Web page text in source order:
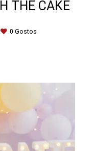
THE CAKE
0 Gostos